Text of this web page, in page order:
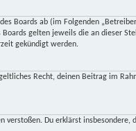
Boards ab (im Folgenden
gelten jeweils die an dieser
gekündigt werden.
Recht, deinen Beitrag im
Du erklärst